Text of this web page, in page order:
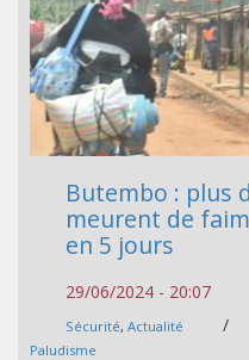
Butembo : plus
meurent de
en 5 jours
29/06/2024 - 20:07
Sécurité, Actualité /
Paludisme